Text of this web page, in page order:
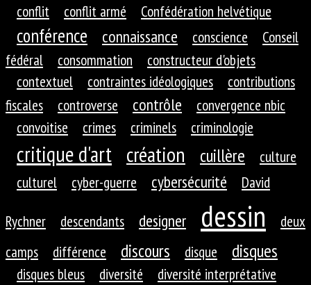
conflit conflit armé Confédération helvétique
conférence connaissance conscience
Conseil
fédéral
consommation
constructeur d'objets
contextuel
contraintes idéologiques
contributions
fiscales
controverse contrôle
convergence nbic
convoitise
crimes criminels criminologie
critique d'art création cuillère
culture
culturel
cyber-guerre cybersécurité
David
Rychner
descendants designer dessin
deux
camps
différence discours disque disques
disques bleus diversité
diversité interprétative